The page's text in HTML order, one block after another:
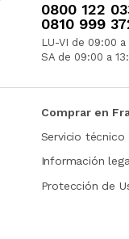
0800 122
0810 999
LU-VI de 09:00 a
SA de 09:00 a
Comprar en
Servicio técnico
Información
Protección de